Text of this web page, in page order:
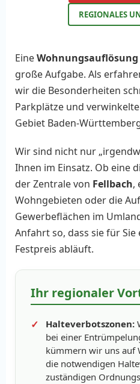
REGIONALES
EineWohnungsauflösung
große Aufgabe. Als
wir die Besonderheiten
Parkplätze und
Gebiet Baden-
Wir sind nicht nur
Ihnen im Einsatz. Ob eine
der Zentrale von Fellbach,
Wohngebieten oder die
Gewerbeflächen im
Anfahrt so, dass sie für
Festpreis abläuft.
Ihr regionaler
Halteverbotszonen:
bei einer
kümmern wir uns auf
die notwendigen
zuständigen